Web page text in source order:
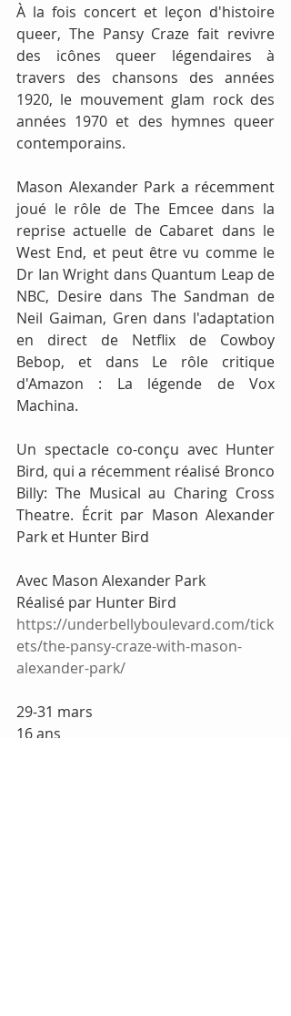
À la fois concert et leçon d'histoire
queer, The Pansy Craze fait revivre
des icônes queer légendaires à
travers des chansons des années
1920, le mouvement glam rock des
années 1970 et des hymnes queer
contemporains.
Mason Alexander Park a récemment
joué le rôle de The Emcee dans la
reprise actuelle de Cabaret dans le
West End, et peut être vu comme le
Dr Ian Wright dans Quantum Leap de
NBC, Desire dans The Sandman de
Neil Gaiman, Gren dans l'adaptation
en direct de Netflix de Cowboy
Bebop, et dans Le rôle critique
d'Amazon : La légende de Vox
Machina.
Un spectacle co-conçu avec Hunter
Bird, qui a récemment réalisé Bronco
Billy: The Musical au Charing Cross
Theatre. Écrit par Mason Alexander
Park et Hunter Bird
Avec Mason Alexander Park
Réalisé par Hunter Bird
https://underbellyboulevard.com/tick
ets/the-pansy-craze-with-mason-
alexander-park/
29-31 mars
16 ans